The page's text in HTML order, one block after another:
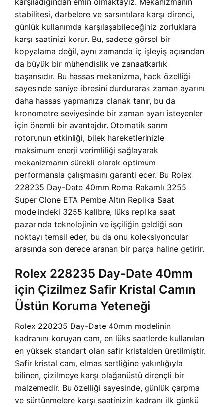
karşıladığından emin olmaktayız. Mekanizmanın
stabilitesi, darbelere ve sarsıntılara karşı direnci,
günlük kullanımda karşılaşabileceğiniz zorluklara
karşı saatinizi korur. Bu, sadece görsel bir
kopyalama değil, aynı zamanda iç işleyiş açısından
da büyük bir mühendislik ve zanaatkarlık
başarısıdır. Bu hassas mekanizma, hack özelliği
sayesinde saniye ibresini durdurarak zaman ayarını
daha hassas yapmanıza olanak tanır, bu da
kronometre seviyesinde bir zaman ayarı isteyenler
için önemli bir avantajdır. Otomatik sarım
rotorunun etkinliği, bilek hareketlerinizle
maksimum enerji verimliliği sağlayarak
mekanizmanın sürekli olarak optimum
performansla çalışmasını garanti eder. Bu Rolex
228235 Day-Date 40mm Roma Rakamlı 3255
Super Clone ETA Pembe Altın Replika Saat
modelindeki 3255 kalibre, lüks replika saat
pazarında teknolojinin ve işçiliğin geldiği son
noktayı temsil eder, bu da onu koleksiyoncular
arasında son derece aranan bir parça haline getirir.
Rolex 228235 Day-Date 40mm
için Çizilmez Safir Kristal Camın
Üstün Koruma Yeteneği
Rolex 228235 Day-Date 40mm modelinin
kadranını koruyan cam, en lüks saatlerde kullanılan
en yüksek standart olan safir kristalden üretilmiştir.
Safir kristal cam, elmas sertliğine yakınlığıyla
bilinen, çizilmeye karşı olağanüstü dirençli bir
malzemedir. Bu özelliği sayesinde, günlük çarpma
ve sürtünmelere karşı saatinizin kadranı ilk günkü